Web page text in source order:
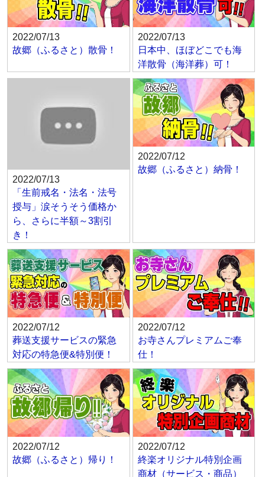
2022/07/13
故郷（ふるさと）散骨！
2022/07/13
日本中、ほぼどこでも海
洋散骨（海洋葬）可！
2022/07/13
「生前戒名・法名・法号
授与」涙そうそう価格か
ら、さらに半額～3割引
き！
2022/07/12
故郷（ふるさと）納骨！
2022/07/12
葬送支援サービスの緊急
対応の特急便&特別便！
2022/07/12
お寺さんプレミアムご奉
仕！
2022/07/12
故郷（ふるさと）帰り！
2022/07/12
終楽オリジナル特別企画
商材（サービス・商品）